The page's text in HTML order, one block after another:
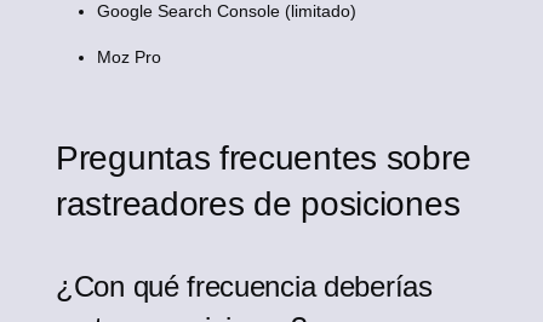
Google Search Console (limitado)
Moz Pro
Preguntas frecuentes sobre
rastreadores de posiciones
¿Con qué frecuencia deberías